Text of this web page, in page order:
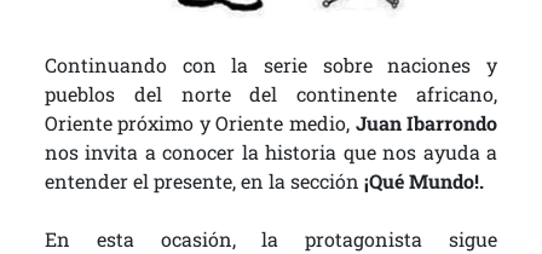
Continuando con la serie sobre naciones y
pueblos del norte del continente africano,
Oriente próximo y Oriente medio, Juan Ibarrondo
nos invita a conocer la historia que nos ayuda a
entender el presente, en la sección ¡Qué Mundo!.
En esta ocasión, la protagonista sigue